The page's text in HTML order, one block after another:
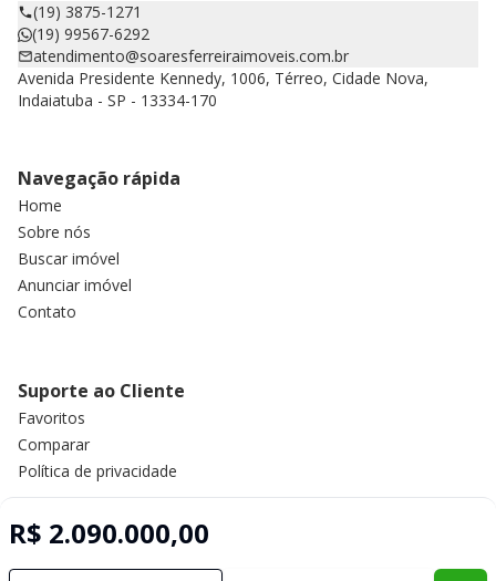
R$ 2.090.000,00
(19) 3875-1271
(19) 99567-6292
atendimento@soaresferreiraimoveis.com.br
Avenida Presidente Kennedy, 1006, Térreo, Cidade Nova,
Indaiatuba - SP - 13334-170
Navegação rápida
Home
Sobre nós
Buscar imóvel
Anunciar imóvel
Contato
Suporte ao Cliente
Favoritos
Comparar
Política de privacidade